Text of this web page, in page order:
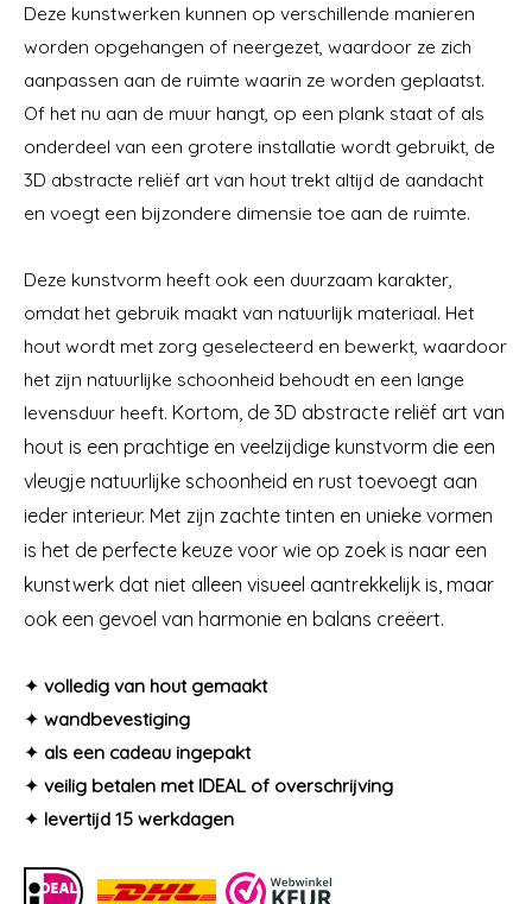
Deze kunstwerken kunnen op verschillende manieren
worden opgehangen of neergezet, waardoor ze zich
aanpassen aan de ruimte waarin ze worden geplaatst.
Of het nu aan de muur hangt, op een plank staat of als
onderdeel van een grotere installatie wordt gebruikt, de
3D abstracte reliëf art van hout trekt altijd de aandacht
en voegt een bijzondere dimensie toe aan de ruimte.
Deze kunstvorm heeft ook een duurzaam karakter,
omdat het gebruik maakt van natuurlijk materiaal. Het
hout wordt met zorg geselecteerd en bewerkt, waardoor
het zijn natuurlijke schoonheid behoudt en een lange
levensduur heeft. Kortom, de 3D abstracte reliëf art van
hout is een prachtige en veelzijdige kunstvorm die een
vleugje natuurlijke schoonheid en rust toevoegt aan
ieder interieur. Met zijn zachte tinten en unieke vormen
is het de perfecte keuze voor wie op zoek is naar een
kunstwerk dat niet alleen visueel aantrekkelijk is, maar
ook een gevoel van harmonie en balans creëert.
✦ volledig van hout gemaakt
✦ wandbevestiging
✦ als een cadeau ingepakt
✦ veilig betalen met IDEAL of overschrijving
✦ levertijd 15 werkdagen